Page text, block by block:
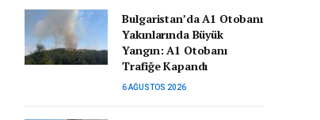
Bulgaristan’da A1 Otobanı
Yakınlarında Büyük
Yangın: A1 Otobanı
Trafiğe Kapandı
6 AĞUSTOS 2026